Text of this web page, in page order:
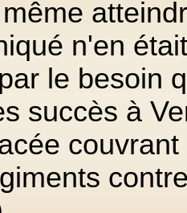
n'en
le besoin
succès à